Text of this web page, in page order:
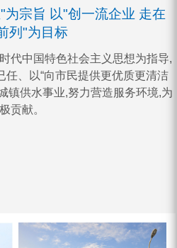
创新理念
水质信息
为宗旨 以"创一流企业 走在
列"为目标
代中国特色社会主义思想为指导,
任、以“向市民提供更优质更清洁
镇供水事业,努力营造服务环境,为
贡献。